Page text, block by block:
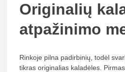
Originalių
atpažinimo
Rinkoje pilna padirbinių, todėl
tikras originalias kaladėles.